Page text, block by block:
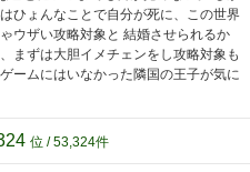
ひょんなことで自分が死に、この世界
ウザい攻略対象と 結婚させられるか
まずは大胆イメチェンをし攻略対象も
ームにはいなかった隣国の王子が気に
位 / 53,324件